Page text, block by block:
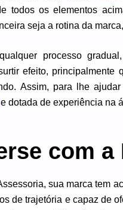
todos os elementos
seja a rotina da
processo
efeito, principalmente
Assim, para lhe
e dotada de experiência na
com a
sua marca tem
de trajetória e capaz de